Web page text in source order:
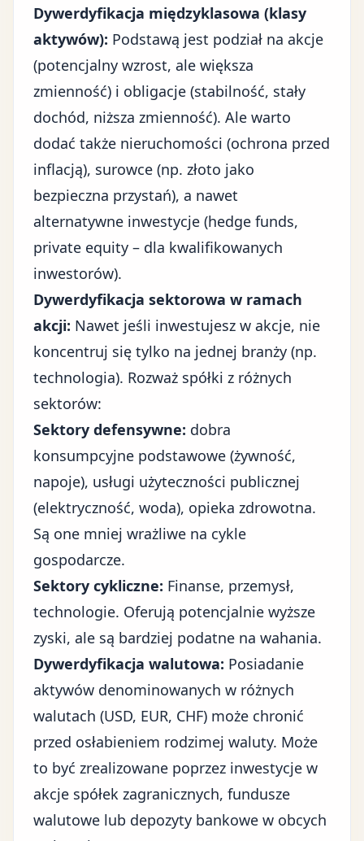
Dywerdyfikacja międzyklasowa (klasy
aktywów): Podstawą jest podział na akcje
(potencjalny wzrost, ale większa
zmienność) i obligacje (stabilność, stały
dochód, niższa zmienność). Ale warto
dodać także nieruchomości (ochrona przed
inflacją), surowce (np. złoto jako
bezpieczna przystań), a nawet
alternatywne inwestycje (hedge funds,
private equity – dla kwalifikowanych
inwestorów).
Dywerdyfikacja sektorowa w ramach
akcji: Nawet jeśli inwestujesz w akcje, nie
koncentruj się tylko na jednej branży (np.
technologia). Rozważ spółki z różnych
sektorów:
Sektory defensywne: dobra
konsumpcyjne podstawowe (żywność,
napoje), usługi użyteczności publicznej
(elektryczność, woda), opieka zdrowotna.
Są one mniej wrażliwe na cykle
gospodarcze.
Sektory cykliczne: Finanse, przemysł,
technologie. Oferują potencjalnie wyższe
zyski, ale są bardziej podatne na wahania.
Dywerdyfikacja walutowa: Posiadanie
aktywów denominowanych w różnych
walutach (USD, EUR, CHF) może chronić
przed osłabieniem rodzimej waluty. Może
to być zrealizowane poprzez inwestycje w
akcje spółek zagranicznych, fundusze
walutowe lub depozyty bankowe w obcych